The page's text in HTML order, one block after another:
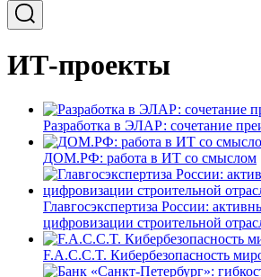
ИТ-проекты
Разработка в ЭЛАР: сочетание
ДОМ.РФ: работа в ИТ со смыслом
Главгосэкспертиза России:
цифровизации строительной
F.A.C.C.T. Кибербезопасность